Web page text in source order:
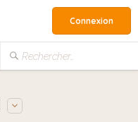
Rechercher…
Connexion